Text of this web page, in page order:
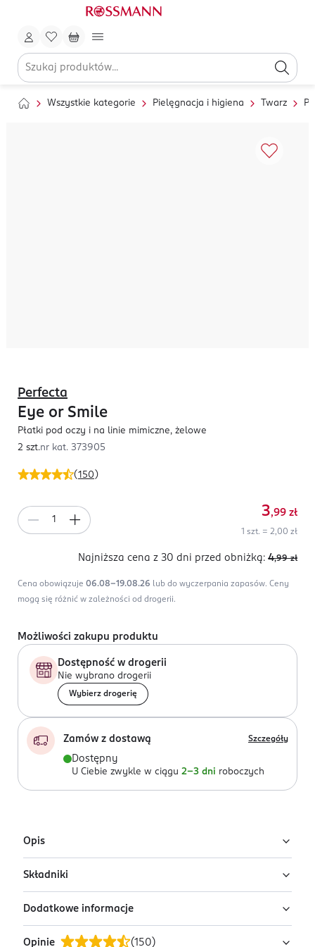
Wszystkie kategorie Pielęgnacja i higiena Twarz
(150 )
Perfecta
Eye or Smile
Płatki pod oczy i na linie mimiczne, żelowe
2 szt.nr kat. 373905
3,99 zł
1 szt. = 2,00 zł
Najniższa cena z 30 dni przed obniżką: 4,99 zł
Cena obowiązuje 06.08-19.08.26 lub do wyczerpania zapasów. Ceny
mogą się różnić w zależności od drogerii.
Możliwości zakupu produktu
Dostępność w drogerii
Nie wybrano drogerii
Wybierz drogerię
Zamów z dostawą Szczegóły
Dostępny
U Ciebie zwykle w ciągu 2-3 dni roboczych
Opis
Żelowe płatki pod oczy lub na linie mimiczne beauty
sleep oil – in - gel to nowo opatentowana technologia,
zawierająca aż 70 % naturalnych olejów.
Pozostałe 30 % stanowią składniki o działaniu:
Składniki
Ingredients: : RICINUS COMMUNIS SEED OIL,
ETHYLCELLULOSE, GLYCERIN, ARGANIA SPINOSA KERNEL
Dodatkowe informacje
Opinie (150 )